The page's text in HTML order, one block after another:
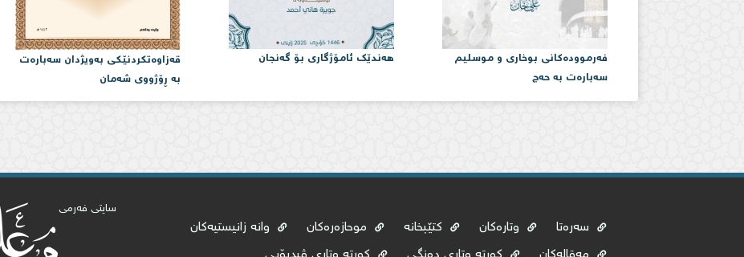
فەرموودەكانی بوخاری و موسلیم
سەبارەت بە حەج
هەندێک ئامۆژگاری بۆ گەنجان
قەزاوەتكردنێكی بەویژدان سەبارەت
بە ڕۆژووی شەمان
سەرەتا وتارەکان کتێبخانە موحازەرەکان
وانە زانیستیەکان
سایتی فەرمی